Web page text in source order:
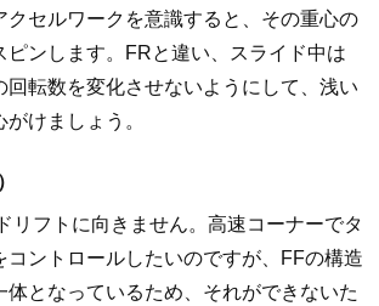
クセルワークを意識すると、その重心の
ピンします。FRと違い、スライド中は
回転数を変化させないようにして、浅い
けましょう。
リフトに向きません。高速コーナーでタ
コントロールしたいのですが、FFの構造
体となっているため、それができないた